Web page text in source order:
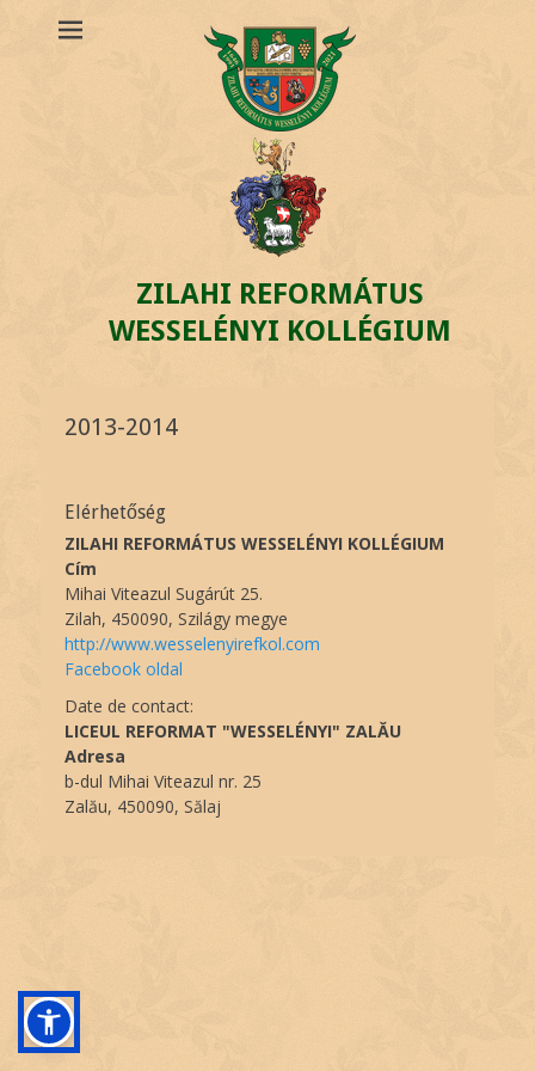
ZILAHI REFORMÁTUS
WESSELÉNYI KOLLÉGIUM
2013-2014
Elérhetőség
ZILAHI REFORMÁTUS WESSELÉNYI KOLLÉGIUM
Cím
Mihai Viteazul Sugárút 25.
Zilah, 450090, Szilágy megye
http://www.wesselenyirefkol.com
Facebook oldal
Date de contact:
LICEUL REFORMAT "WESSELÉNYI" ZALĂU
Adresa
b-dul Mihai Viteazul nr. 25
Zalău, 450090, Sălaj